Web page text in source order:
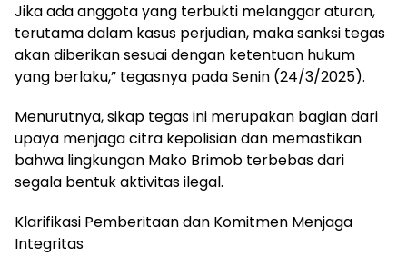
Jika ada anggota yang terbukti melanggar aturan,
terutama dalam kasus perjudian, maka sanksi tegas
akan diberikan sesuai dengan ketentuan hukum
yang berlaku,” tegasnya pada Senin (24/3/2025).
Menurutnya, sikap tegas ini merupakan bagian dari
upaya menjaga citra kepolisian dan memastikan
bahwa lingkungan Mako Brimob terbebas dari
segala bentuk aktivitas ilegal.
Klarifikasi Pemberitaan dan Komitmen Menjaga
Integritas